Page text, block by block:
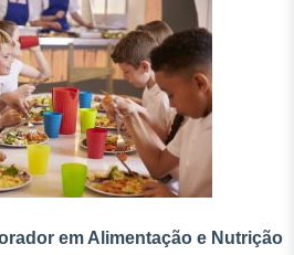
em Alimentação e Nutrição